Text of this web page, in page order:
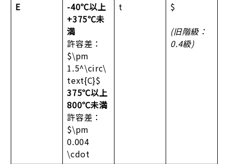
E
-40℃以上
+375℃未
満
許容差：
$\pm
1.5^\circ\
text{C}$
375℃以上
800℃未満
許容差：
$\pm
0.004
\cdot
t
$
(旧階級：
0.4級)